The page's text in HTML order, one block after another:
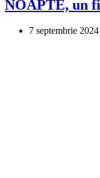
NOAPTE, un
7 septembrie 2024